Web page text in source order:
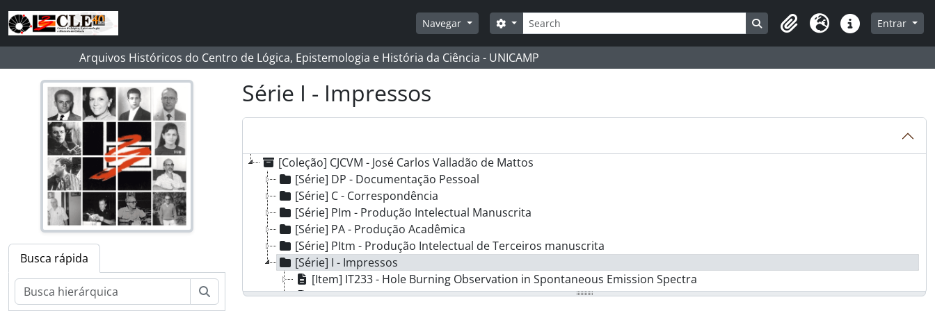
Skip to main content
Navegar
Buscar
Opções de busca Busque na página de navegação
Clipboard
Idioma Atalhos Entrar
Arquivos Históricos do Centro de Lógica, Epistemologia e História da Ciência - UNICAMP
Busca rápida
Buscar
Série I - Impressos
[Coleção] CJCVM - José Carlos Valladão de Mattos
[Série] DP - Documentação Pessoal
[Série] C - Correspondência
[Série] PIm - Produção Intelectual Manuscrita
[Série] PA - Produção Acadêmica
[Série] PItm - Produção Intelectual de Terceiros manuscrita
[Série] I - Impressos
[Item] IT233 - Hole Burning Observation in Spontaneous Emission Spectra
[Item] IT234 - Spatially resolved observation of carrier leakage